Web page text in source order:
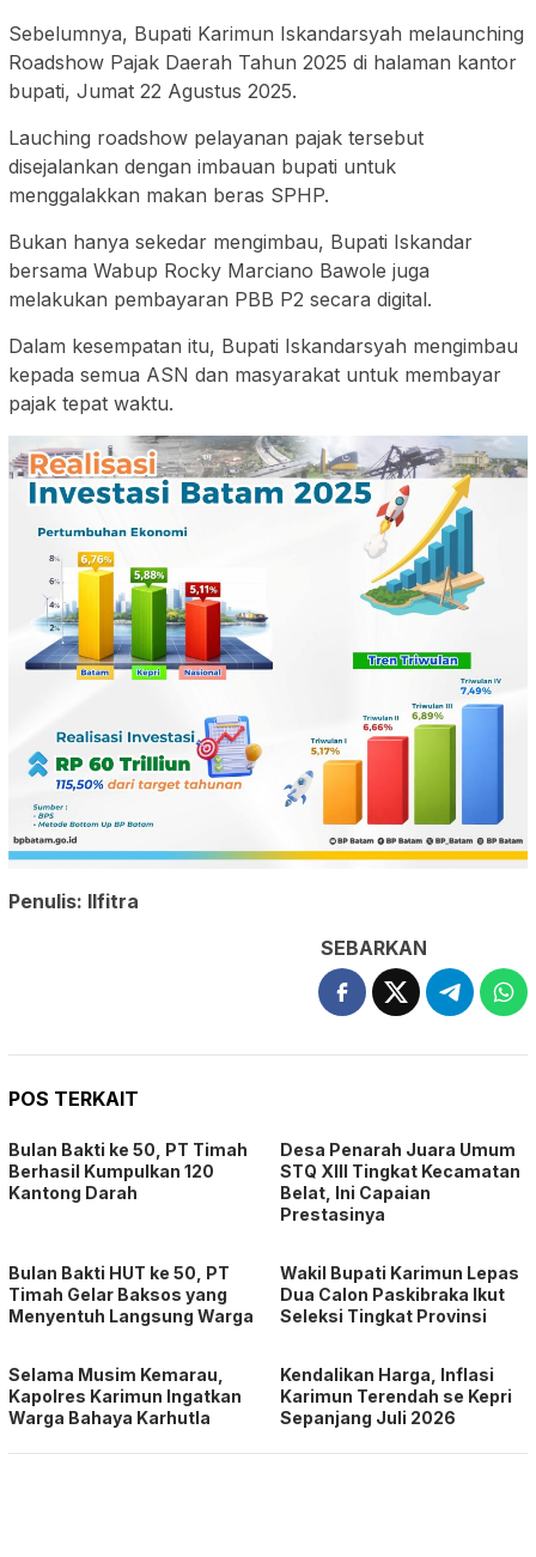
Sebelumnya, Bupati Karimun Iskandarsyah melaunching
Roadshow Pajak Daerah Tahun 2025 di halaman kantor
bupati, Jumat 22 Agustus 2025.
Lauching roadshow pelayanan pajak tersebut
disejalankan dengan imbauan bupati untuk
menggalakkan makan beras SPHP.
Bukan hanya sekedar mengimbau, Bupati Iskandar
bersama Wabup Rocky Marciano Bawole juga
melakukan pembayaran PBB P2 secara digital.
Dalam kesempatan itu, Bupati Iskandarsyah mengimbau
kepada semua ASN dan masyarakat untuk membayar
pajak tepat waktu.
Penulis: Ilfitra
SEBARKAN
POS TERKAIT
Bulan Bakti ke 50, PT Timah
Berhasil Kumpulkan 120
Kantong Darah
Desa Penarah Juara Umum
STQ XIII Tingkat Kecamatan
Belat, Ini Capaian
Prestasinya
Bulan Bakti HUT ke 50, PT
Timah Gelar Baksos yang
Menyentuh Langsung Warga
Wakil Bupati Karimun Lepas
Dua Calon Paskibraka Ikut
Seleksi Tingkat Provinsi
Selama Musim Kemarau,
Kapolres Karimun Ingatkan
Warga Bahaya Karhutla
Kendalikan Harga, Inflasi
Karimun Terendah se Kepri
Sepanjang Juli 2026